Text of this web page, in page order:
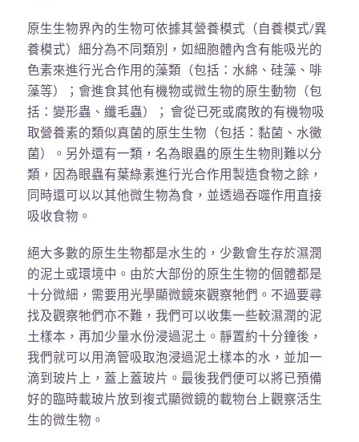
原生生物界內的生物可依據其營養模式（自養模式/異
養模式）細分為不同類別，如細胞體內含有能吸光的
色素來進行光合作用的藻類（包括：水綿、硅藻、啡
藻等）；會進食其他有機物或微生物的原生動物（包
括：變形蟲、纖毛蟲）； 會從已死或腐敗的有機物吸
取營養素的類似真菌的原生生物（包括：黏菌、水黴
菌）。另外還有一類，名為眼蟲的原生生物則難以分
類，因為眼蟲有葉綠素進行光合作用製造食物之餘，
同時還可以以其他微生物為食，並透過吞噬作用直接
吸收食物。
絕大多數的原生生物都是水生的，少數會生存於濕潤
的泥土或環境中。由於大部份的原生生物的個體都是
十分微細，需要用光學顯微鏡來觀察牠們。不過要尋
找及觀察牠們亦不難，我們可以收集一些較濕潤的泥
土樣本，再加少量水份浸過泥土。靜置約十分鐘後，
我們就可以用滴管吸取泡浸過泥土樣本的水，並加一
滴到玻片上，蓋上蓋玻片。最後我們便可以將已預備
好的臨時載玻片放到複式顯微鏡的載物台上觀察活生
生的微生物。